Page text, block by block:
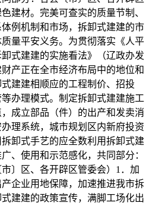
建材。完美可查实的质量节制、
例机制和市场，拆卸式建建的市
量平安义务。为贯彻落实《人平
式建建的实施看法》（辽政办发
财产正在全市经济布局中的地位和
建建相顺应的工程制价、招投
办理模式。制定拆卸式建建施工
成立部品（件）的出产和发卖消
理系统，城市规划区内新府投资
卸式手艺的应全数利用拆卸式建
、使用和示范感化，共同部分：
〕区、各开辟区管委会）1．加
企业用地保障，加速推进我市拆
建建的政策宣传，满脚工场化出